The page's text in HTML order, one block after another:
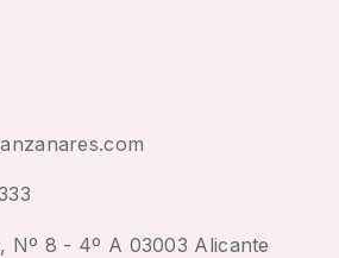
Nº 8 - 4º A 03003 Alicante